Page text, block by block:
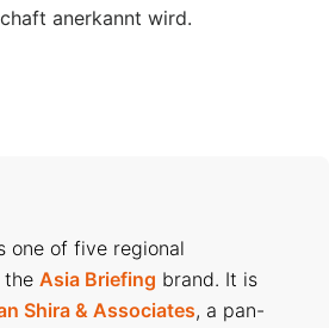
anerkannt wird.
one of five regional
the Asia Briefing brand. It is
Shira & Associates, a pan-